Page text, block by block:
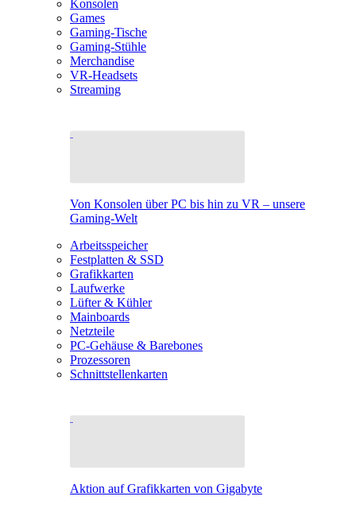
Konsolen
Games
Gaming-Tische
Gaming-Stühle
Merchandise
VR-Headsets
Streaming
Von Konsolen über PC bis hin zu VR – unsere
Gaming-Welt
Arbeitsspeicher
Festplatten & SSD
Grafikkarten
Laufwerke
Lüfter & Kühler
Mainboards
Netzteile
PC-Gehäuse & Barebones
Prozessoren
Schnittstellenkarten
Aktion auf Grafikkarten von Gigabyte